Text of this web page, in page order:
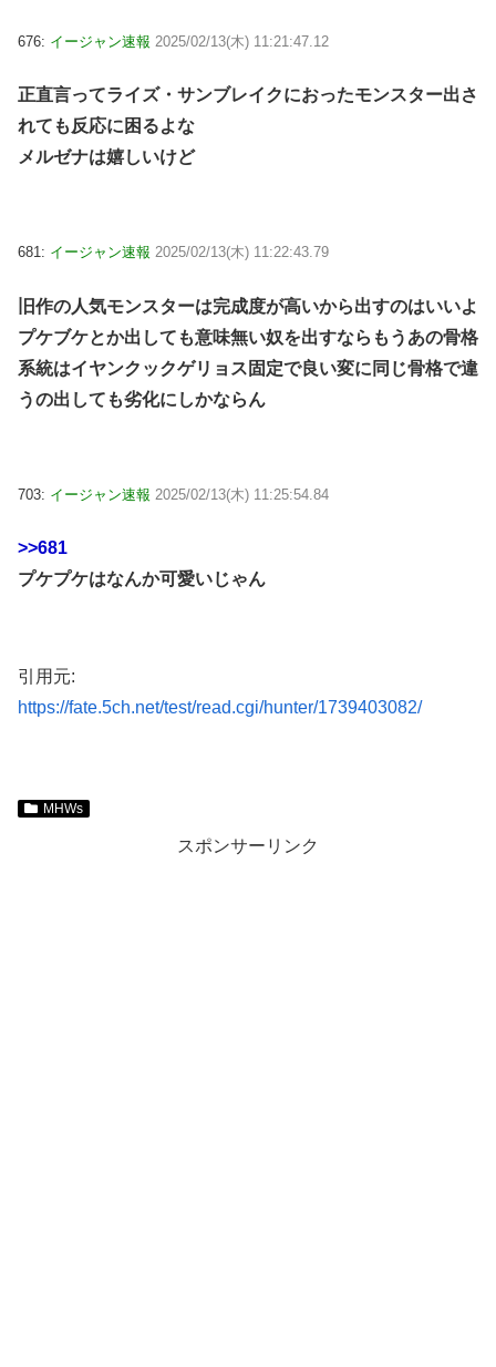
676: イージャン速報 2025/02/13(木) 11:21:47.12
正直言ってライズ・サンブレイクにおったモンスター出さ
れても反応に困るよな
メルゼナは嬉しいけど
681: イージャン速報 2025/02/13(木) 11:22:43.79
旧作の人気モンスターは完成度が高いから出すのはいいよ
プケブケとか出しても意味無い奴を出すならもうあの骨格
系統はイヤンクックゲリョス固定で良い変に同じ骨格で違
うの出しても劣化にしかならん
703: イージャン速報 2025/02/13(木) 11:25:54.84
>>681
プケプケはなんか可愛いじゃん
引用元:
https://fate.5ch.net/test/read.cgi/hunter/1739403082/
MHWs
スポンサーリンク